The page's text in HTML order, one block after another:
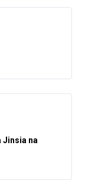
Jinsia na